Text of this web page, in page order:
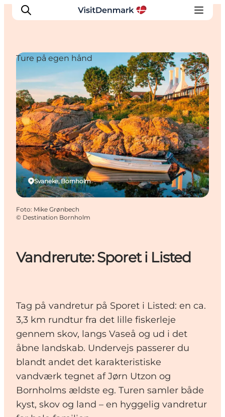
Inspiration
Destinationer
Oplevelser
Overnatning
Planlæg ferien
Vandrerute: Sporet i Listed
Tag på vandretur på Sporet i Listed: en ca.
3,3 km rundtur fra det lille fiskerleje
gennem skov, langs Vaseå og ud i det
åbne landskab. Undervejs passerer du
blandt andet det karakteristiske
vandværk tegnet af Jørn Utzon og
Bornholms ældste eg. Turen samler både
kyst, skov og land – en hyggelig vandretur
Svaneke, Bornholm
Ture på egen hånd
Foto: Mike Grønbech
© Destination Bornholm